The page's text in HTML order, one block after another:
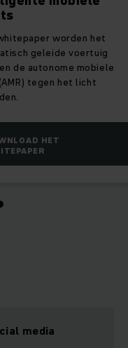
worden het
geleide voertuig
autonome mobiele
tegen het licht
HET
media